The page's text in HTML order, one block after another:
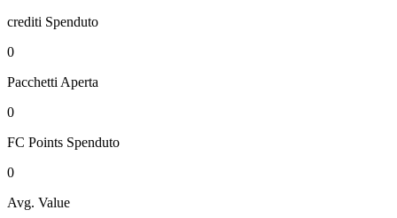
crediti Spenduto
0
Pacchetti Aperta
0
FC Points Spenduto
0
Avg. Value